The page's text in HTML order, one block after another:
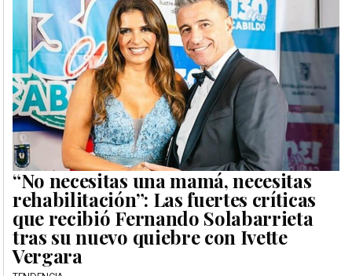
“No necesitas una mamá, necesitas
rehabilitación”: Las fuertes críticas
que recibió Fernando Solabarrieta
tras su nuevo quiebre con Ivette
Vergara